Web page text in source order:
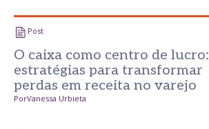
Post
O caixa como centro de lucro:
estratégias para transformar
perdas em receita no varejo
PorVanessa Urbieta